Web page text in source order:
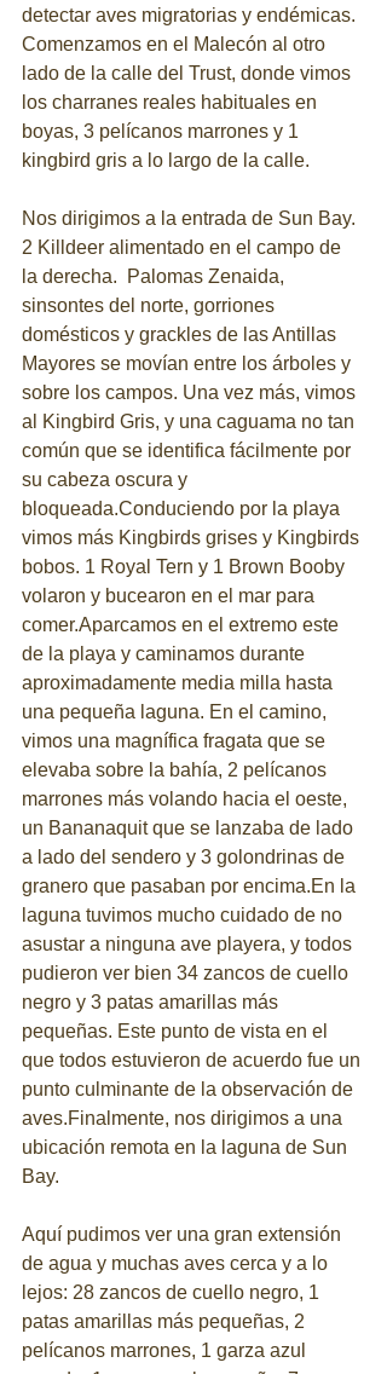
detectar aves migratorias y endémicas.
Comenzamos en el Malecón al otro
lado de la calle del Trust, donde vimos
los charranes reales habituales en
boyas, 3 pelícanos marrones y 1
kingbird gris a lo largo de la calle.
Nos dirigimos a la entrada de Sun Bay.
2 Killdeer alimentado en el campo de
la derecha.  Palomas Zenaida,
sinsontes del norte, gorriones
domésticos y grackles de las Antillas
Mayores se movían entre los árboles y
sobre los campos. Una vez más, vimos
al Kingbird Gris, y una caguama no tan
común que se identifica fácilmente por
su cabeza oscura y
bloqueada.Conduciendo por la playa
vimos más Kingbirds grises y Kingbirds
bobos. 1 Royal Tern y 1 Brown Booby
volaron y bucearon en el mar para
comer.Aparcamos en el extremo este
de la playa y caminamos durante
aproximadamente media milla hasta
una pequeña laguna. En el camino,
vimos una magnífica fragata que se
elevaba sobre la bahía, 2 pelícanos
marrones más volando hacia el oeste,
un Bananaquit que se lanzaba de lado
a lado del sendero y 3 golondrinas de
granero que pasaban por encima.En la
laguna tuvimos mucho cuidado de no
asustar a ninguna ave playera, y todos
pudieron ver bien 34 zancos de cuello
negro y 3 patas amarillas más
pequeñas. Este punto de vista en el
que todos estuvieron de acuerdo fue un
punto culminante de la observación de
aves.Finalmente, nos dirigimos a una
ubicación remota en la laguna de Sun
Bay.
Aquí pudimos ver una gran extensión
de agua y muchas aves cerca y a lo
lejos: 28 zancos de cuello negro, 1
patas amarillas más pequeñas, 2
pelícanos marrones, 1 garza azul